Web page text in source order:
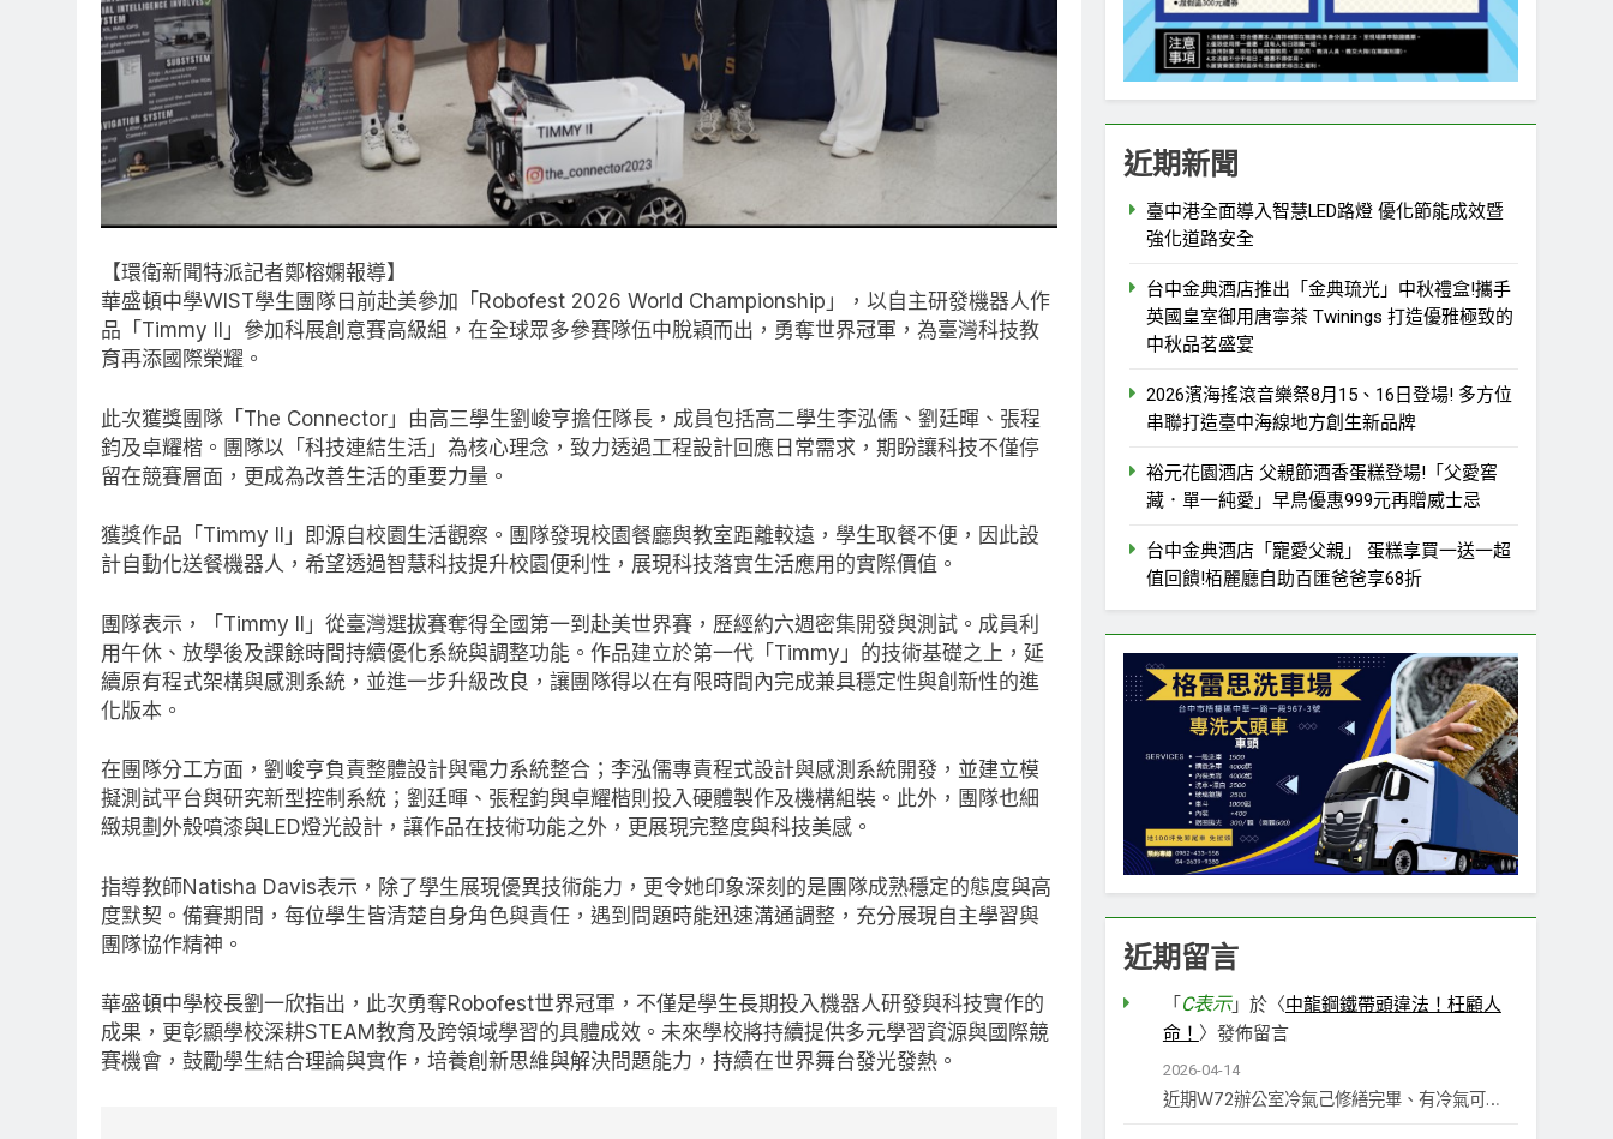
【環衛新聞特派記者鄭榕嫻報導】
華盛頓中學WIST學生團隊日前赴美參加「Robofest 2026 World Championship」，以自主研發機器人作
品「Timmy II」參加科展創意賽高級組，在全球眾多參賽隊伍中脫穎而出，勇奪世界冠軍，為臺灣科技教
育再添國際榮耀。
此次獲獎團隊「The Connector」由高三學生劉峻亨擔任隊長，成員包括高二學生李泓儒、劉廷暉、張程
鈞及卓耀楷。團隊以「科技連結生活」為核心理念，致力透過工程設計回應日常需求，期盼讓科技不僅停
留在競賽層面，更成為改善生活的重要力量。
獲獎作品「Timmy II」即源自校園生活觀察。團隊發現校園餐廳與教室距離較遠，學生取餐不便，因此設
計自動化送餐機器人，希望透過智慧科技提升校園便利性，展現科技落實生活應用的實際價值。
團隊表示，「Timmy II」從臺灣選拔賽奪得全國第一到赴美世界賽，歷經約六週密集開發與測試。成員利
用午休、放學後及課餘時間持續優化系統與調整功能。作品建立於第一代「Timmy」的技術基礎之上，延
續原有程式架構與感測系統，並進一步升級改良，讓團隊得以在有限時間內完成兼具穩定性與創新性的進
化版本。
在團隊分工方面，劉峻亨負責整體設計與電力系統整合；李泓儒專責程式設計與感測系統開發，並建立模
擬測試平台與研究新型控制系統；劉廷暉、張程鈞與卓耀楷則投入硬體製作及機構組裝。此外，團隊也細
緻規劃外殼噴漆與LED燈光設計，讓作品在技術功能之外，更展現完整度與科技美感。
指導教師Natisha Davis表示，除了學生展現優異技術能力，更令她印象深刻的是團隊成熟穩定的態度與高
度默契。備賽期間，每位學生皆清楚自身角色與責任，遇到問題時能迅速溝通調整，充分展現自主學習與
團隊協作精神。
華盛頓中學校長劉一欣指出，此次勇奪Robofest世界冠軍，不僅是學生長期投入機器人研發與科技實作的
成果，更彰顯學校深耕STEAM教育及跨領域學習的具體成效。未來學校將持續提供多元學習資源與國際競
賽機會，鼓勵學生結合理論與實作，培養創新思維與解決問題能力，持續在世界舞台發光發熱。
近期新聞
臺中港全面導入智慧LED路燈 優化節能成效暨
強化道路安全
台中金典酒店推出「金典琉光」中秋禮盒!攜手
英國皇室御用唐寧茶 Twinings 打造優雅極致的
中秋品茗盛宴
2026濱海搖滾音樂祭8月15、16日登場! 多方位
串聯打造臺中海線地方創生新品牌
裕元花園酒店 父親節酒香蛋糕登場!「父愛窖
藏．單一純愛」早鳥優惠999元再贈威士忌
台中金典酒店「寵愛父親」 蛋糕享買一送一超
值回饋!栢麗廳自助百匯爸爸享68折
近期留言
「 C表示」於〈中龍鋼鐵帶頭違法！枉顧人
命！ 〉發佈留言
2026-04-14
近期W72辦公室冷氣己修繕完畢、有冷氣可…